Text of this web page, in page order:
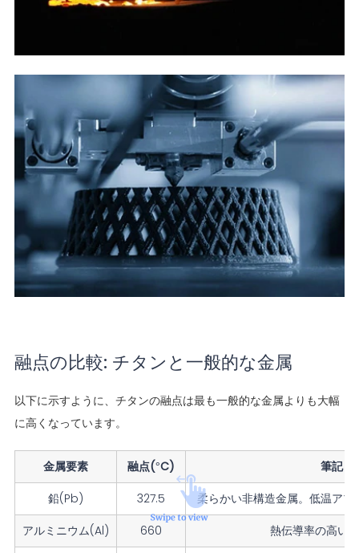
融点の比較: チタンと一般的な金属
以下に示すように、チタンの融点は最も一般的な金属よりも大幅
に高くなっています。
金属要素 融点(°C)
筆記
鉛(Pb)
327.5
柔らかい非構造金属。低温ア
アルミニウム(Al)
660
熱伝導率の高い